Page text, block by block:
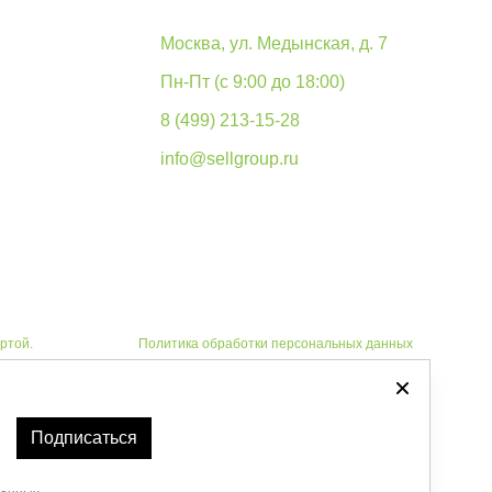
Москва, ул. Медынская, д. 7
Пн-Пт (с 9:00 до 18:00)
8 (499) 213-15-28
info@sellgroup.ru
Политика обработки персональных данных
Автоматизировано -
Подписаться